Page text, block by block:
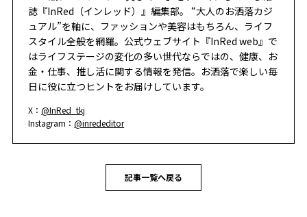
誌『InRed（インレッド）』編集部。 “大人のお洒落カジ
ュアル”を軸に、ファッションや美容はもちろん、ライフ
スタイル全般を網羅。公式ウェブサイト『InRed web』で
はライフステージの変化の多い世代ならではの、健康、お
金・仕事、推し活に関する情報を発信。お洒落で楽しい毎
日に役に立つヒントをお届けしています。
X：@InRed_tkj
Instagram：@inrededitor
記事一覧へ戻る